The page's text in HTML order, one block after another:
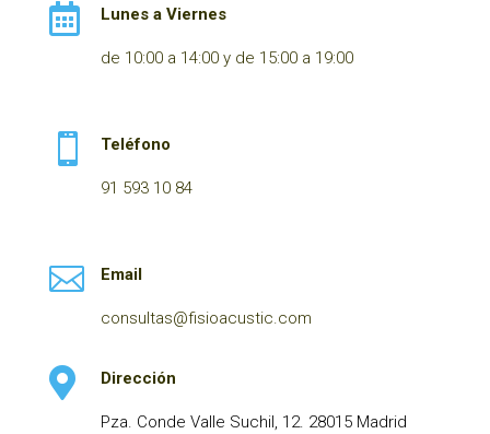
 Lunes a Viernes
de 10:00 a 14:00 y de 15:00 a 19:00
 Teléfono
91 593 10 84
 Email
consultas@fisioacustic.com
 Dirección
Pza. Conde Valle Suchil, 12. 28015 Madrid